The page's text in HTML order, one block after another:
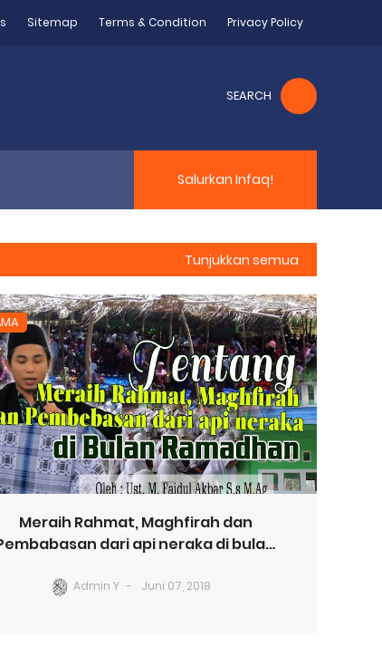
Sitemap Terms & Condition Privacy Policy
SEARCH
Salurkan Infaq!
Tunjukkan semua
Meraih Rahmat, Maghfirah dan
dari api neraka di bulan
Admin Y Juni 07, 2018